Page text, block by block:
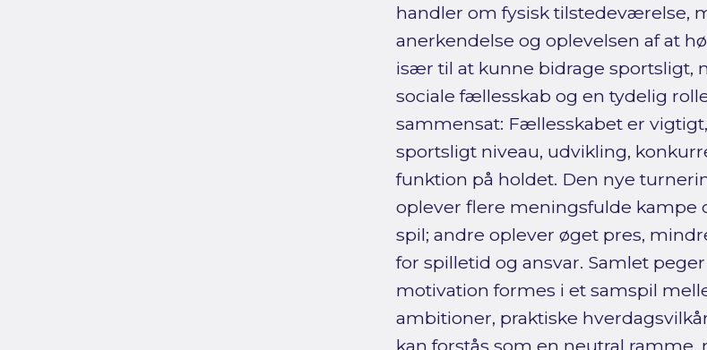
handler om fysisk tilstedeværelse,
anerkendelse og oplevelsen af at
især til at kunne bidrage
sociale fællesskab og en tydelig
sammensat: Fællesskabet er
sportsligt niveau, udvikling,
funktion på holdet. Den nye
oplever flere meningsfulde kampe
spil; andre oplever øget pres,
for spilletid og ansvar. Samlet
motivation formes i et samspil
ambitioner, praktiske
kan forstås som en neutral ramme,